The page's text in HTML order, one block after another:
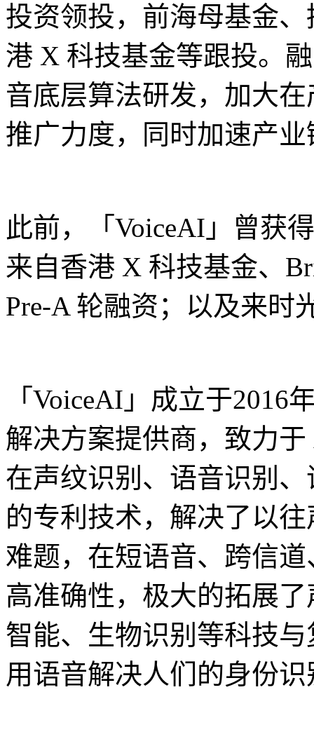
投资领投，前海母基金
港 X 科技基金等跟投。
音底层算法研发，加大
推广力度，同时加速产
此前，「VoiceAI」曾获
来自香港 X 科技基金、
Pre-A 轮融资；以及来时
「VoiceAI」成立于
解决方案提供商，致力
在声纹识别、语音识别
的专利技术，解决了以
难题，在短语音、跨信
高准确性，极大的拓展
智能、生物识别等科技
用语音解决人们的身份